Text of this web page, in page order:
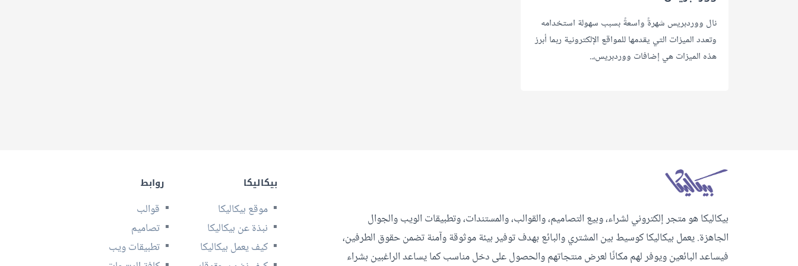
نال ووردبريس شهرةً واسعةً بسبب سهولة استخدامه
وتعدد الميزات التي يقدمها للمواقع الإلكترونية ربما أبرز
هذه الميزات هي إضافات ووردبريس،..
بيكاليكا هو متجر إلكتروني لشراء، وبيع التصاميم، والقوالب، والمستندات، وتطبيقات الويب والجوال
الجاهزة. يعمل بيكاليكا كوسيط بين المشتري والبائع بهدف توفير بيئة موثوقة وآمنة تضمن حقوق الطرفين،
فيساعد البائعين ويوفر لهم مكانًا لعرض منتجاتهم والحصول على دخل مناسب كما يساعد الراغبين بشراء
بيكاليكا
موقع بيكاليكا
نبذة عن بيكاليكا
كيف يعمل بيكاليكا
روابط
قوالب
تصاميم
تطبيقات ويب